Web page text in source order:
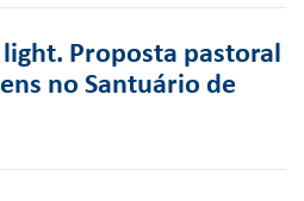
Proposta pastoral
no Santuário de